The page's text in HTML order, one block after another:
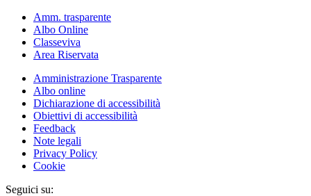
Amm. trasparente
Albo Online
Classeviva
Area Riservata
Amministrazione Trasparente
Albo online
Dichiarazione di accessibilità
Obiettivi di accessibilità
Feedback
Note legali
Privacy Policy
Cookie
Seguici su: